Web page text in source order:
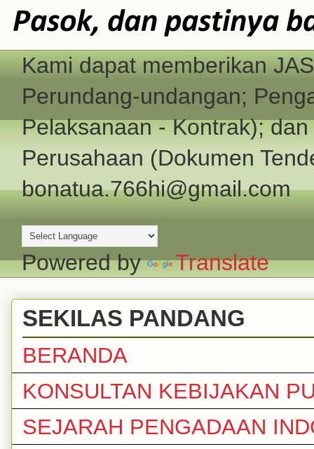
Pasok, dan pastinya
Kami dapat memberikan
Perundang-undangan;
Pelaksanaan - Kontrak);
Perusahaan (Dokumen
bonatua.766hi@gmail.com
Powered by Translate
SEKILAS PANDANG
BERANDA
KONSULTAN KEBIJAKAN
SEJARAH PENGADAAN